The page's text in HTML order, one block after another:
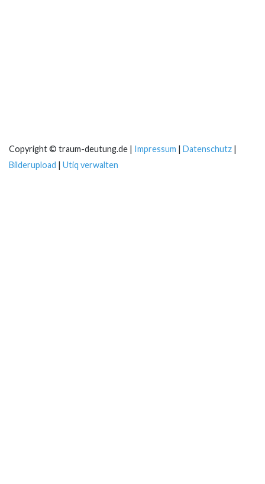
Copyright © traum-deutung.de | Impressum | Datenschutz |
Bilderupload | Utiq verwalten